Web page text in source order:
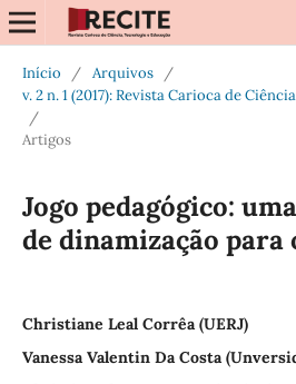
Início / Arquivos
/
v. 2 n. 1 (2017): Revista Carioca de
/
Artigos
Jogo pedagógico:
de dinamização para
Christiane Leal Corrêa (UERJ)
Vanessa Valentin Da Costa